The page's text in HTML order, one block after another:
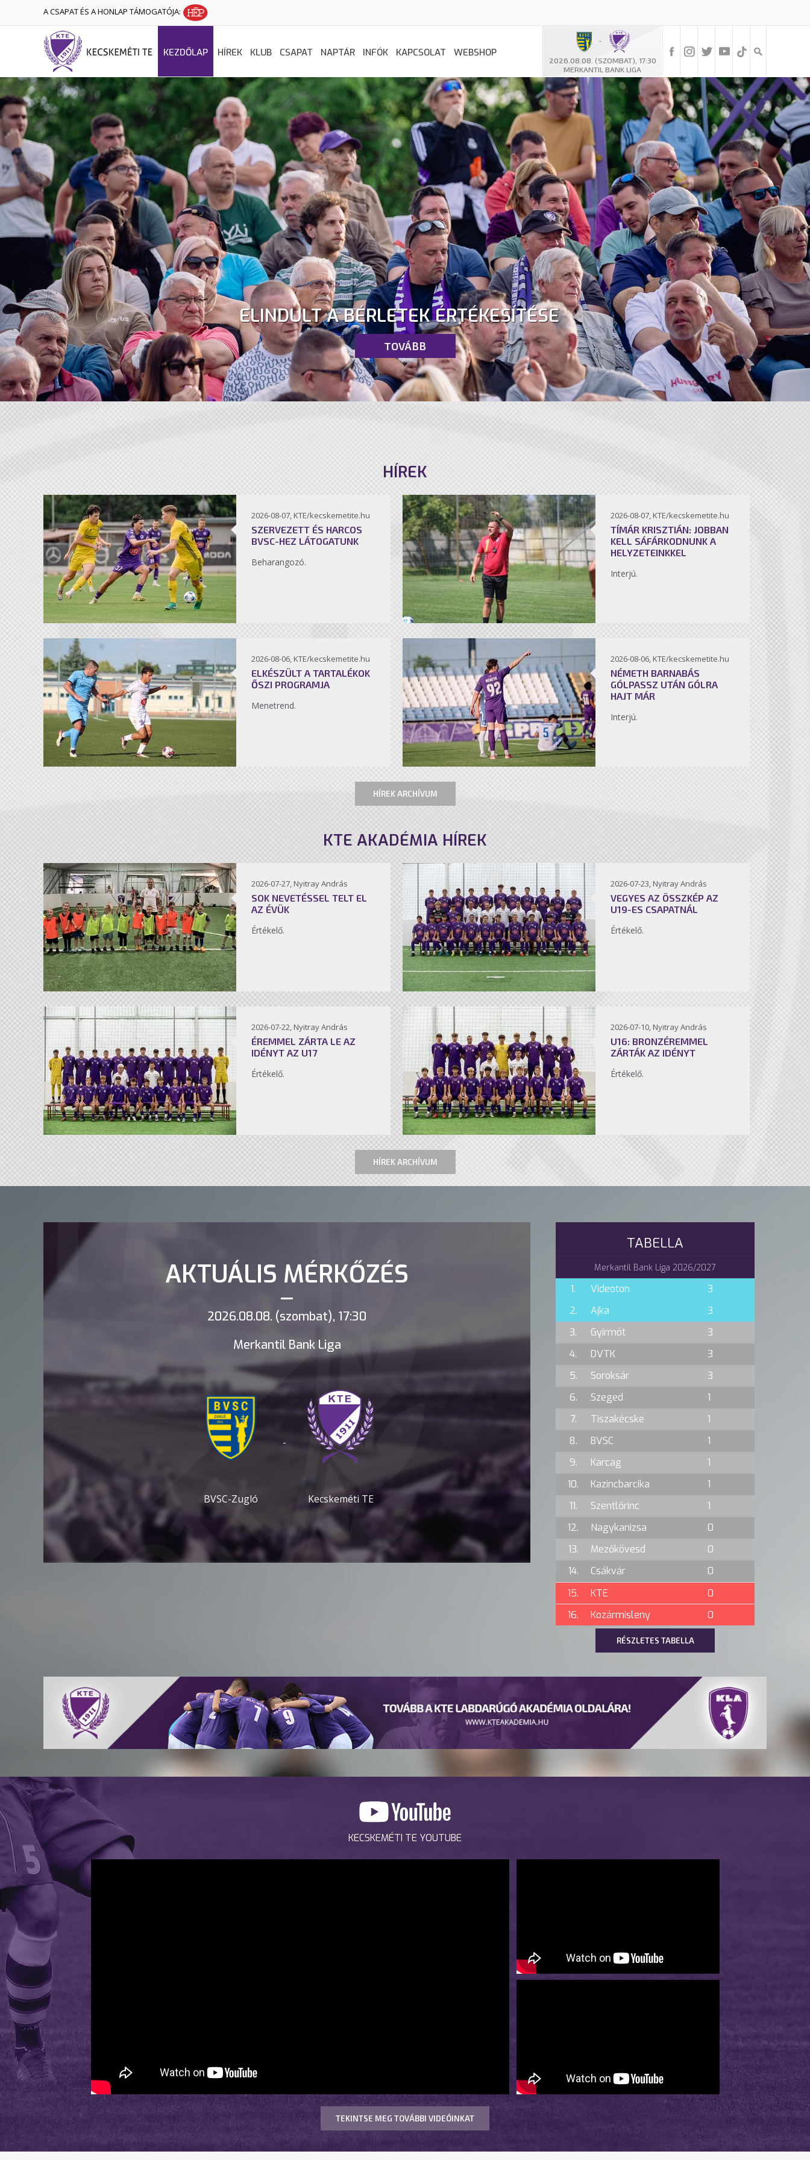
A CSAPAT ÉS A HONLAP TÁMOGATÓJA:
-
2026.08.08. (SZOMBAT), 17:30
MERKANTIL BANK LIGA
KEZDŐLAP HÍREK KLUB CSAPAT NAPTÁR INFÓK KAPCSOLAT WEBSHOP
ELINDULT A BÉRLETEK ÉRTÉKESÍTÉSE
TOVÁBB
HÍREK
2026-08-07, KTE/kecskemetite.hu
SZERVEZETT ÉS HARCOS
BVSC-HEZ LÁTOGATUNK
Beharangozó.
2026-08-07, KTE/kecskemetite.hu
TÍMÁR KRISZTIÁN: JOBBAN
KELL SÁFÁRKODNUNK A
HELYZETEINKKEL
Interjú.
2026-08-06, KTE/kecskemetite.hu
ELKÉSZÜLT A TARTALÉKOK
ŐSZI PROGRAMJA
Menetrend.
2026-08-06, KTE/kecskemetite.hu
NÉMETH BARNABÁS
GÓLPASSZ UTÁN GÓLRA
HAJT MÁR
Interjú.
HÍREK ARCHÍVUM
KTE AKADÉMIA HÍREK
2026-07-27, Nyitray András
SOK NEVETÉSSEL TELT EL
AZ ÉVÜK
Értékelő.
2026-07-23, Nyitray András
VEGYES AZ ÖSSZKÉP AZ
U19-ES CSAPATNÁL
Értékelő.
2026-07-22, Nyitray András
ÉREMMEL ZÁRTA LE AZ
IDÉNYT AZ U17
Értékelő.
2026-07-10, Nyitray András
U16: BRONZÉREMMEL
ZÁRTÁK AZ IDÉNYT
Értékelő.
HÍREK ARCHÍVUM
AKTUÁLIS MÉRKŐZÉS
2026.08.08. (szombat), 17:30
Merkantil Bank Liga
BVSC-Zugló
-
Kecskeméti TE
TABELLA
Merkantil Bank Liga 2026/2027
1. Videoton
3
2.
Ajka
3
3.
Gyirmót
3
4.
DVTK
3
5.
Soroksár
3
6.
Szeged
1
7.
Tiszakécske
1
8.
BVSC
1
9.
Karcag
1
10.
Kazincbarcika
1
11.
Szentlőrinc
1
12.
Nagykanizsa
0
13.
Mezőkövesd
0
14.
Csákvár
0
15.
KTE
0
16.
Kozármisleny 0
RÉSZLETES TABELLA
KECSKEMÉTI TE YOUTUBE
TEKINTSE MEG TOVÁBBI VIDEÓINKAT